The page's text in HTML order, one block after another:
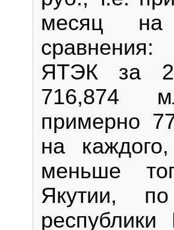
месяц
сравнения:
ЯТЭК за
716,874
примерно
на
меньше
Якутии,